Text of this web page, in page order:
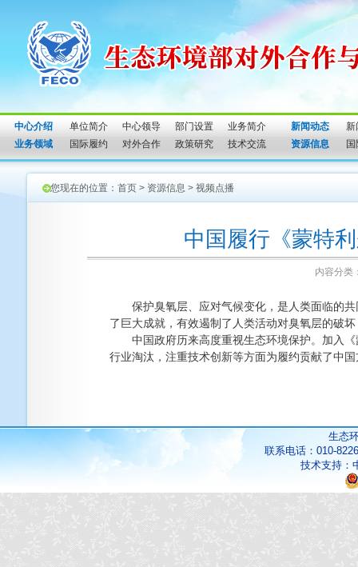
中心介绍 单位简介 中心领导 部门设置
业务简介
业务领域
国际履约 对外合作 政策研究 技术交流
新闻动态
新
资源信息
您现在的位置： 首页 > 资源信息 > 视频点播
中国履行《蒙特
内容分
保护臭氧层、应对气候变化，是人类面临的共
了巨大成就，有效遏制了人类活动对臭氧层的破
中国政府历来高度重视生态环境保护。加入《
行业淘汰，注重技术创新等方面为履约贡献了中
生态
联系电话：010-
技术支持：